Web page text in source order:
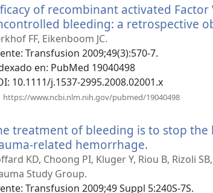
of recombinant activated
bleeding: a retrospective
FF, Eikenboom JC.
‎: Transfusion 2009;49(3):570-7.
en‎: PubMed 19040498
‎: 10.1111/j.1537-2995.2008.02001.x
https://www.ncbi.nlm.nih.gov/pubmed/19040498
ventana)
treatment of bleeding is to stop
related hemorrhage.
una
ventana)
KD, Choong PI, Kluger Y, Riou B, Rizoli
Study Group.
‎: Transfusion 2009;49 Suppl 5:240S-7S.